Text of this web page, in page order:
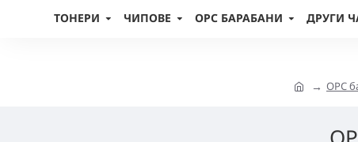
ТОНЕРИ ЧИПОВЕ OPC БАРАБАНИ ДРУГИ
OPC